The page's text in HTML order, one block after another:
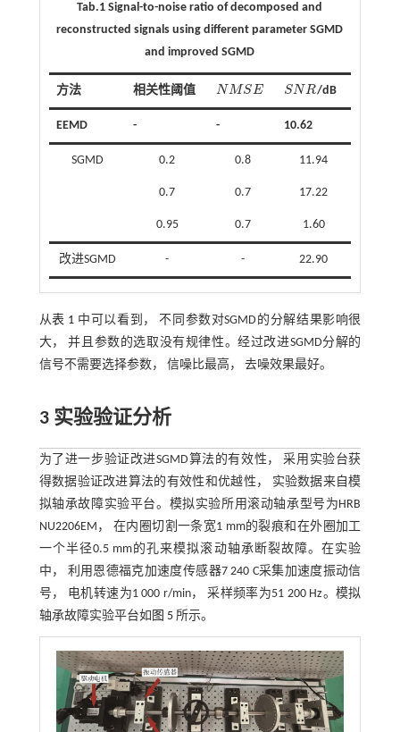
Tab.1 Signal-to-noise ratio of decomposed and
reconstructed signals using different parameter SGMD
and improved SGMD
方法 相关性阈值 NMSE
NMSE SNR
SNR /dB
EEMD - - 10.62
SGMD 0.2 0.8 11.94
0.7 0.7 17.22
0.95 0.7 1.60
改进SGMD - - 22.90
从表 1 中可以看到， 不同参数对SGMD的分解结果影响很
大， 并且参数的选取没有规律性。经过改进SGMD分解的
信号不需要选择参数， 信噪比最高， 去噪效果最好。
3 实验验证分析
为了进一步验证改进SGMD算法的有效性， 采用实验台获
得数据验证改进算法的有效性和优越性， 实验数据来自模
拟轴承故障实验平台。模拟实验所用滚动轴承型号为HRB
NU2206EM， 在内圈切割一条宽1 mm的裂痕和在外圈加工
一个半径0.5 mm的孔来模拟滚动轴承断裂故障。在实验
中， 利用恩德福克加速度传感器7 240 C采集加速度振动信
号， 电机转速为1 000 r/min， 采样频率为51 200 Hz。模拟
轴承故障实验平台如 图 5所示。